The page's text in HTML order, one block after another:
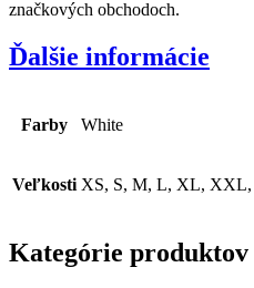
značkových obchodoch.
Ďalšie informácie
Farby White
Veľkosti XS, S, M, L, XL,
Kategórie produktov